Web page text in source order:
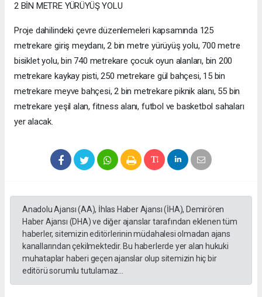
2 BİN METRE YÜRÜYÜŞ YOLU
Proje dahilindeki çevre düzenlemeleri kapsamında 125
metrekare giriş meydanı, 2 bin metre yürüyüş yolu, 700 metre
bisiklet yolu, bin 740 metrekare çocuk oyun alanları, bin 200
metrekare kaykay pisti, 250 metrekare gül bahçesi, 15 bin
metrekare meyve bahçesi, 2 bin metrekare piknik alanı, 55 bin
metrekare yeşil alan, fitness alanı, futbol ve basketbol sahaları
yer alacak.
Anadolu Ajansı (AA), İhlas Haber Ajansı (İHA), Demirören
Haber Ajansı (DHA) ve diğer ajanslar tarafından eklenen tüm
haberler, sitemizin editörlerinin müdahalesi olmadan ajans
kanallarından çekilmektedir. Bu haberlerde yer alan hukuki
muhataplar haberi geçen ajanslar olup sitemizin hiç bir
editörü sorumlu tutulamaz...